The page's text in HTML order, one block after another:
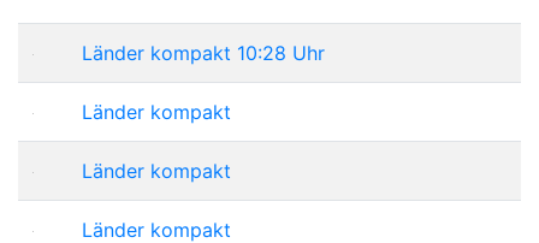
Länder kompakt 10:28 Uhr
Länder kompakt
Länder kompakt
Länder kompakt